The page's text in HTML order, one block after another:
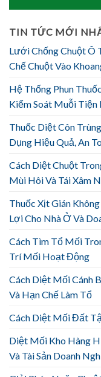
TIN TỨC MỚI
Lưới Chống Chuột Ô
Chế Chuột Vào
Hệ Thống Phun
Kiểm Soát Muỗi Tiện
Thuốc Diệt Côn
Dụng Hiệu Quả, An
Cách Diệt Chuột
Mùi Hôi Và Tái Xâm
Thuốc Xịt Gián
Lợi Cho Nhà Ở Và
Cách Tìm Tổ Mối
Trí Mối Hoạt Động
Cách Diệt Mối Cánh
Và Hạn Chế Làm Tổ
Cách Diệt Mối Đất
Diệt Mối Kho Hàng
Và Tài Sản Doanh